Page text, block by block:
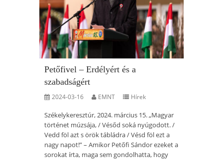
Petőfivel – Erdélyért és a
szabadságért
2024-03-16 EMNT Hírek
Székelykeresztúr, 2024. március 15. „Magyar
történet múzsája, / Vésőd soká nyúgodott. /
Vedd föl azt s örök tábládra / Vésd föl ezt a
nagy napot!” – Amikor Petőfi Sándor ezeket a
sorokat írta, maga sem gondolhatta, hogy